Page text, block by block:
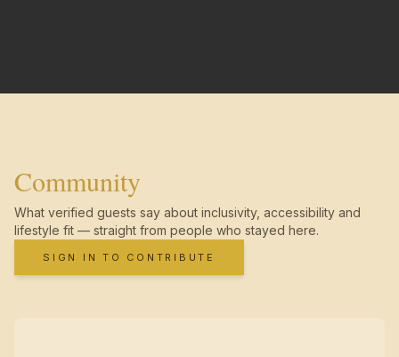
Community
What verified guests say about inclusivity, accessibility and
lifestyle fit — straight from people who stayed here.
SIGN IN TO CONTRIBUTE